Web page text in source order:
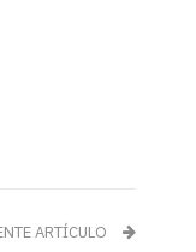
ARTÍCULO